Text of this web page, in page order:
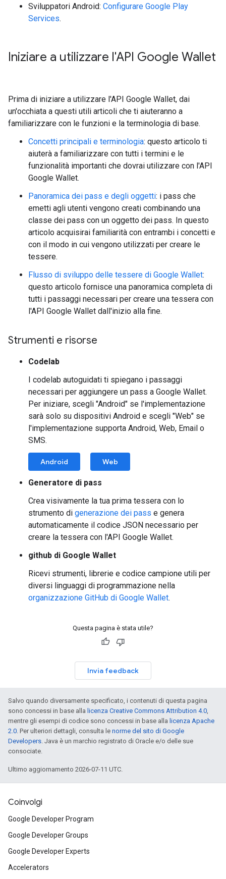
Sviluppatori Android: Configurare Google Play
Services.
Iniziare a utilizzare l'API Google Wallet
Prima di iniziare a utilizzare l'API Google Wallet, dai
un'occhiata a questi utili articoli che ti aiuteranno a
familiarizzare con le funzioni e la terminologia di base.
Concetti principali e terminologia: questo articolo ti
aiuterà a familiarizzare con tutti i termini e le
funzionalità importanti che dovrai utilizzare con l'API
Google Wallet.
Panoramica dei pass e degli oggetti: i pass che
emetti agli utenti vengono creati combinando una
classe dei pass con un oggetto dei pass. In questo
articolo acquisirai familiarità con entrambi i concetti e
con il modo in cui vengono utilizzati per creare le
tessere.
Flusso di sviluppo delle tessere di Google Wallet:
questo articolo fornisce una panoramica completa di
tutti i passaggi necessari per creare una tessera con
l'API Google Wallet dall'inizio alla fine.
Strumenti e risorse
Codelab
I codelab autoguidati ti spiegano i passaggi
necessari per aggiungere un pass a Google Wallet.
Per iniziare, scegli "Android" se l'implementazione
sarà solo su dispositivi Android e scegli "Web" se
l'implementazione supporta Android, Web, Email o
SMS.
Android Web
Generatore di pass
Crea visivamente la tua prima tessera con lo
strumento di generazione dei pass e genera
automaticamente il codice JSON necessario per
creare la tessera con l'API Google Wallet.
github di Google Wallet
Ricevi strumenti, librerie e codice campione utili per
diversi linguaggi di programmazione nella
organizzazione GitHub di Google Wallet.
Questa pagina è stata utile?
Invia feedback
Salvo quando diversamente specificato, i contenuti di questa pagina
sono concessi in base alla licenza Creative Commons Attribution 4.0,
mentre gli esempi di codice sono concessi in base alla licenza Apache
2.0. Per ulteriori dettagli, consulta le norme del sito di Google
Developers. Java è un marchio registrato di Oracle e/o delle sue
consociate.
Ultimo aggiornamento 2026-07-11 UTC.
Coinvolgi
Google Developer Program
Google Developer Groups
Google Developer Experts
Accelerators